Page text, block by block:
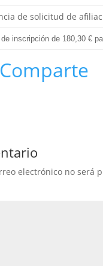
de solicitud de
inscripción de 180,30 €
W
Comparte
electrónico no será